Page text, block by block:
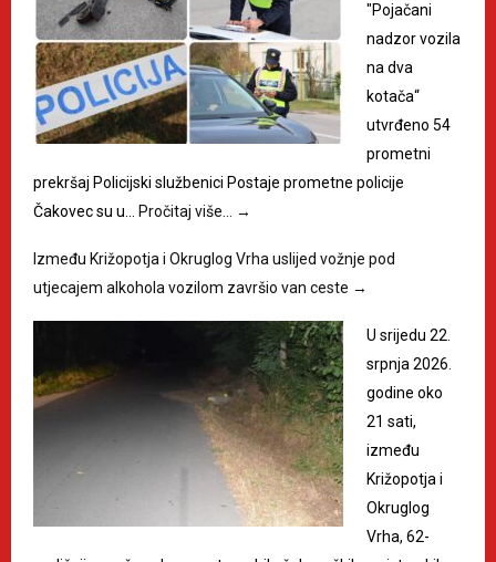
"Pojačani
nadzor vozila
na dva
kotača“
utvrđeno 54
prometni
prekršaj Policijski službenici Postaje prometne policije
Čakovec su u… Pročitaj više… →
Između Križopotja i Okruglog Vrha uslijed vožnje pod
utjecajem alkohola vozilom završio van ceste →
U srijedu 22.
srpnja 2026.
godine oko
21 sati,
između
Križopotja i
Okruglog
Vrha, 62-